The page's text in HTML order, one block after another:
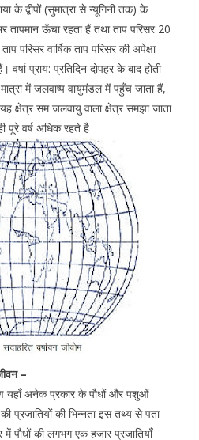
के द्वीपों (सुमात्रा से न्यूगिनी तक) के
तापमान ऊँचा रहता हैं तथा ताप परिसर 20
परिसर वार्षिक ताप परिसर की अपेक्षा
वर्षा प्राय: प्रतिदिन दोपहर के बाद होती
में जलवाष्प वायुमंडल में पहुँच जाता हैं,
क्षेत्र सम जलवायु वाला क्षेत्र समझा जाता
पूरे वर्ष अधिक रहते है
–
यहाँ अनेक प्रकार के पौधों और पशुओं
प्रजातियों की भिन्नता इस तथ्य से पता
पौधों की लगभग एक हजार प्रजातियाँ